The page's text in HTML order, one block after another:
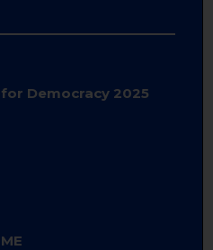
Democracy 2025